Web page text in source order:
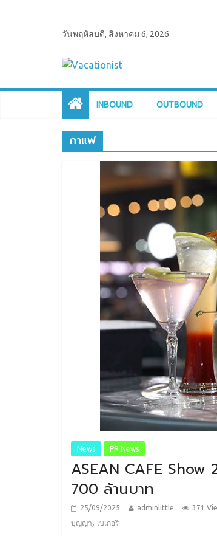
วันพฤหัสบดี, สิงหาคม 6, 2026
INBOUND OUTBOUND
กาแฟ
News PR News
ASEAN CAFE
700 ล้านบาท
25/09/2025 adminlittle 371
บุญญา, เบเกอรี่